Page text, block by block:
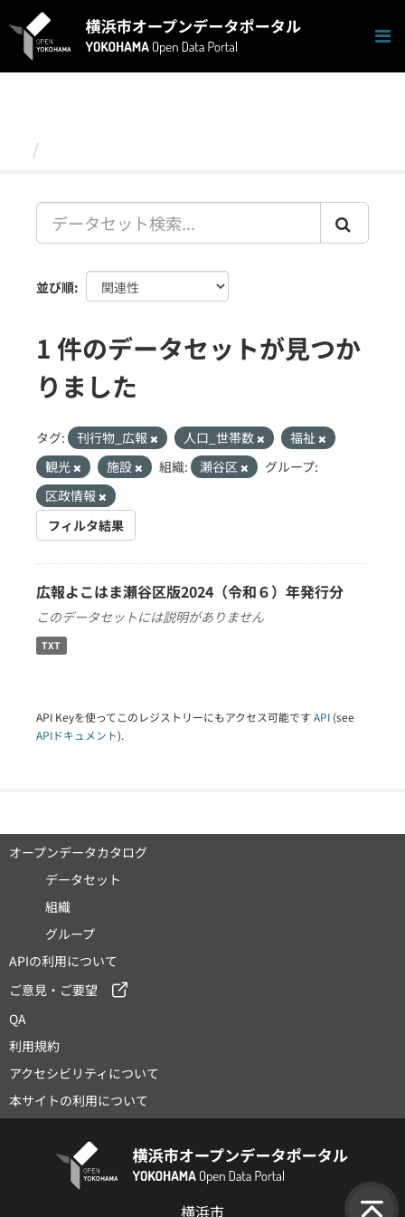
キ
並び順
1 件のデータセットが見つか
りました
タグ: 刊行物_広報 人口_世帯数
福祉
観光
施設 組織: 瀬谷区
グループ:
区政情報
フィルタ結果
広報よこはま瀬谷区版2024（令和６）年発行分
このデータセットには説明がありません
TXT
API Keyを使ってこのレジストリーにもアクセス可能です API (see
APIドキュメント).
オープンデータカタログ
データセット
組織
グループ
APIの利用について
ご意見・ご要望
QA
利用規約
アクセシビリティについて
本サイトの利用について
横浜市